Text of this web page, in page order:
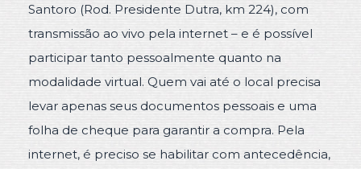
Santoro (Rod. Presidente Dutra, km 224), com
transmissão ao vivo pela internet – e é possível
participar tanto pessoalmente quanto na
modalidade virtual. Quem vai até o local precisa
levar apenas seus documentos pessoais e uma
folha de cheque para garantir a compra. Pela
internet, é preciso se habilitar com antecedência,